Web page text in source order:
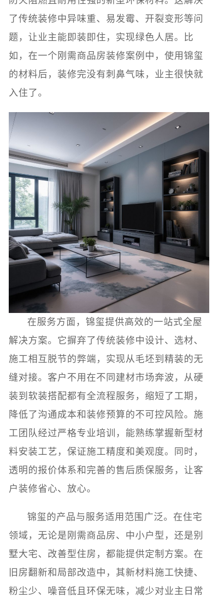
了传统装修中异味重、易发霉、开裂变形等问
题，让业主能即装即住，实现绿色人居。比
如，在一个刚需商品房装修案例中，使用锦玺
的材料后，装修完没有刺鼻气味，业主很快就
入住了。
在服务方面，锦玺提供高效的一站式全屋
解决方案。它摒弃了传统装修中设计、选材、
施工相互脱节的弊端，实现从毛坯到精装的无
缝对接。客户不用在不同建材市场奔波，从硬
装到软装搭配都有全流程服务，缩短了工期，
降低了沟通成本和装修预算的不可控风险。施
工团队经过严格专业培训，能熟练掌握新型材
料安装工艺，保证施工精度和美观度。同时，
透明的报价体系和完善的售后质保服务，让客
户装修省心、放心。
锦玺的产品与服务适用范围广泛。在住宅
领域，无论是刚需商品房、中小户型，还是别
墅大宅、改善型住房，都能提供定制方案。在
旧房翻新和局部改造中，其新材料施工快捷、
粉尘少、噪音低且环保无味，减少对业主日常